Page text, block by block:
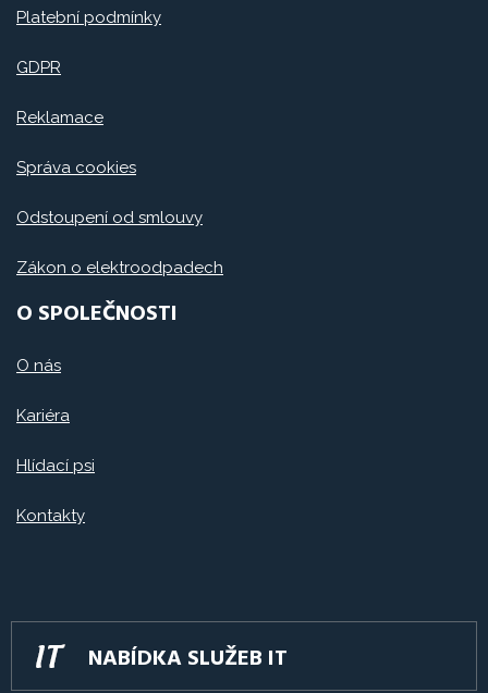
Platební podmínky
GDPR
Reklamace
Správa cookies
Odstoupení od smlouvy
Zákon o elektroodpadech
O SPOLEČNOSTI
O nás
Kariéra
Hlídací psi
Kontakty
NABÍDKA SLUŽEB IT